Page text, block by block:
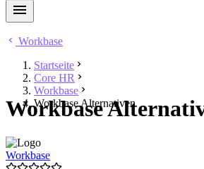
Workbase
Startseite
Core HR
Workbase
Workbase Alternativen
Workbase
Workbase